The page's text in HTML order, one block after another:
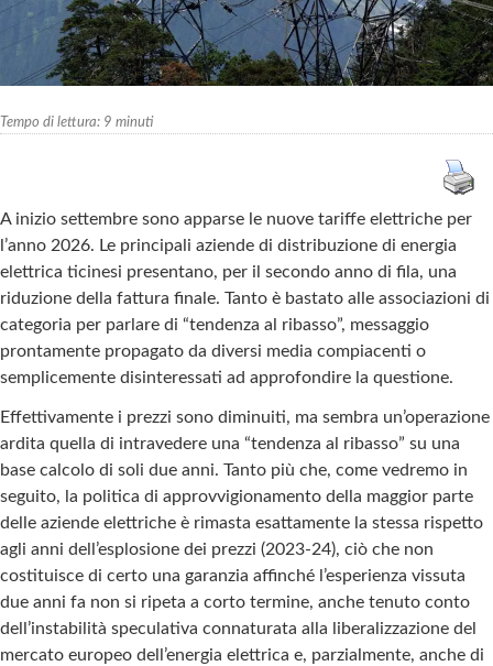
Tempo di lettura: 9 minuti
A inizio settembre sono apparse le nuove tariffe elettriche per
l’anno 2026. Le principali aziende di distribuzione di energia
elettrica ticinesi presentano, per il secondo anno di fila, una
riduzione della fattura finale. Tanto è bastato alle associazioni di
categoria per parlare di “tendenza al ribasso”, messaggio
prontamente propagato da diversi media compiacenti o
semplicemente disinteressati ad approfondire la questione.
Effettivamente i prezzi sono diminuiti, ma sembra un’operazione
ardita quella di intravedere una “tendenza al ribasso” su una
base calcolo di soli due anni. Tanto più che, come vedremo in
seguito, la politica di approvvigionamento della maggior parte
delle aziende elettriche è rimasta esattamente la stessa rispetto
agli anni dell’esplosione dei prezzi (2023-24), ciò che non
costituisce di certo una garanzia affinché l’esperienza vissuta
due anni fa non si ripeta a corto termine, anche tenuto conto
dell’instabilità speculativa connaturata alla liberalizzazione del
mercato europeo dell’energia elettrica e, parzialmente, anche di